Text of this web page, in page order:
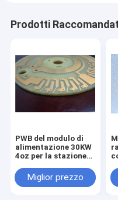
Prodotti
PWB del modulo di
alimentazione 30KW
4oz per la stazione
veicolo elettrico
Miglior prezzo